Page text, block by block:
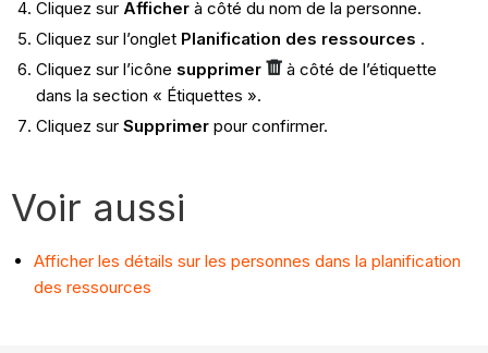
Cliquez sur Afficherà côté du nom de la personne.
Cliquez sur l’onglet Planification des ressources .
Cliquez sur l’icône supprimer
à côté de l’étiquette
dans la section « Étiquettes ».
Cliquez sur Supprimerpour confirmer.
Voir aussi
Afficher les détails sur les personnes dans la planification
des ressources